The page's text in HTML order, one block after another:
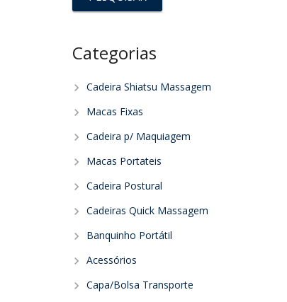
Categorias
Cadeira Shiatsu Massagem
Macas Fixas
Cadeira p/ Maquiagem
Macas Portateis
Cadeira Postural
Cadeiras Quick Massagem
Banquinho Portátil
Acessórios
Capa/Bolsa Transporte